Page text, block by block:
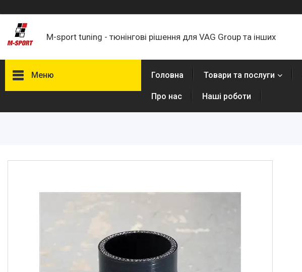
M-sport tuning - тюнінгові рішення для VAG Group та інших
Меню Головна Товари та послуги
Про нас Наші роботи